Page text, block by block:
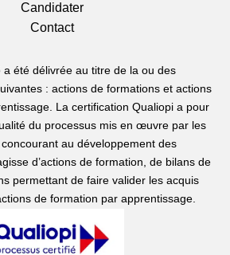
Candidater
Contact
a été délivrée au titre de la ou des
: actions de formations et actions
La certification Qualiopi a pour
du processus mis en œuvre par les
concourant au développement des
d’actions de formation, de bilans de
permettant de faire valider les acquis
de formation par apprentissage.